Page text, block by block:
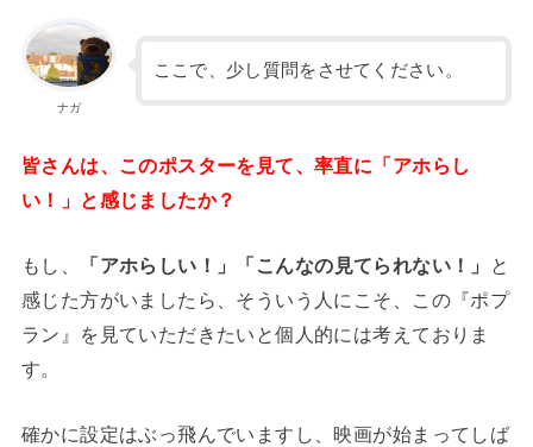
ナガ
ここで、少し質問をさせてください。
皆さんは、このポスターを見て、率直に「アホらし
い！」と感じましたか？
もし、 「アホらしい！」「こんなの見てられない！」
と
感じた方がいましたら、そういう人にこそ、この『ポプ
ラン』を見ていただきたいと個人的には考えておりま
す。
確かに設定はぶっ飛んでいますし、映画が始まってしば